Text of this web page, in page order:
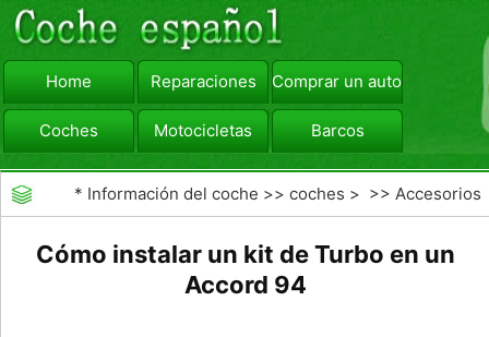
Home Reparaciones Comprar un automóvil
Coches Motocicletas Barcos
viajar Camiones
* Información del coche >>coches > >>Accesorios
Cómo instalar un kit de Turbo en un
Accord 94